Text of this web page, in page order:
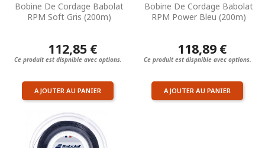
Bobine De Cordage Babolat
RPM Soft Gris (200m)
112,85 €
Ce produit est dispnible avec options.
AJOUTER AU PANIER
Bobine De Cordage Babolat
RPM Power Bleu (200m)
118,89 €
Ce produit est dispnible avec options.
AJOUTER AU PANIER